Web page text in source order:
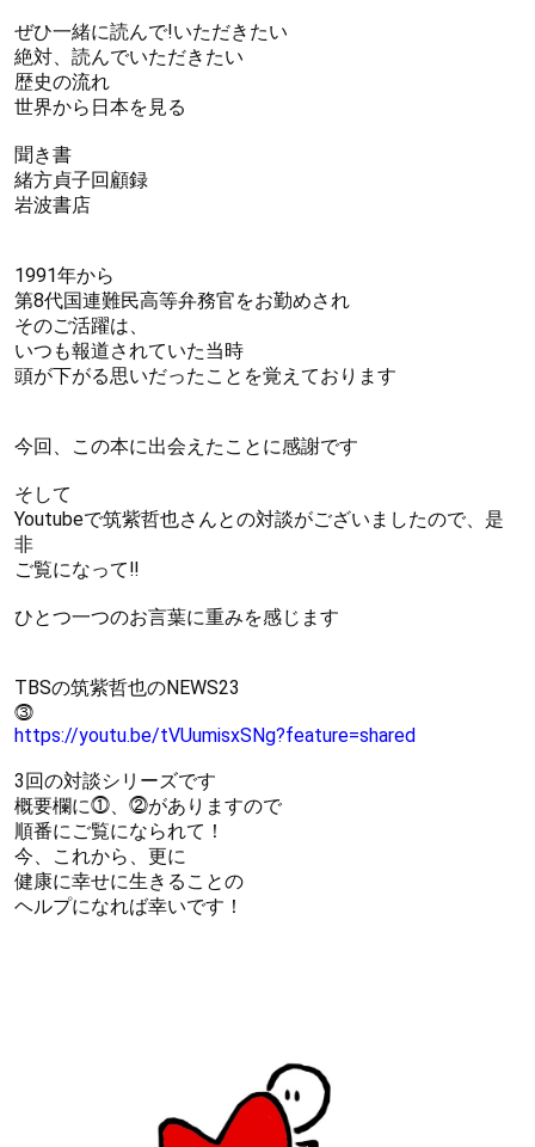
ぜひ一緒に読んで!いただきたい
絶対、読んでいただきたい
歴史の流れ
世界から日本を見る
聞き書
緒方貞子回顧録
岩波書店
1991年から
第8代国連難民高等弁務官をお勤めされ
そのご活躍は、
いつも報道されていた当時
頭が下がる思いだったことを覚えております
今回、この本に出会えたことに感謝です
そして
Youtubeで筑紫哲也さんとの対談がございましたので、是
非
ご覧になって‼️
ひとつ一つのお言葉に重みを感じます
TBSの筑紫哲也のNEWS23
⓷
https://youtu.be/tVUumisxSNg?feature=shared
3回の対談シリーズです
概要欄に⓵、⓶がありますので
順番にご覧になられて！
今、これから、更に
健康に幸せに生きることの
ヘルプになれば幸いです！